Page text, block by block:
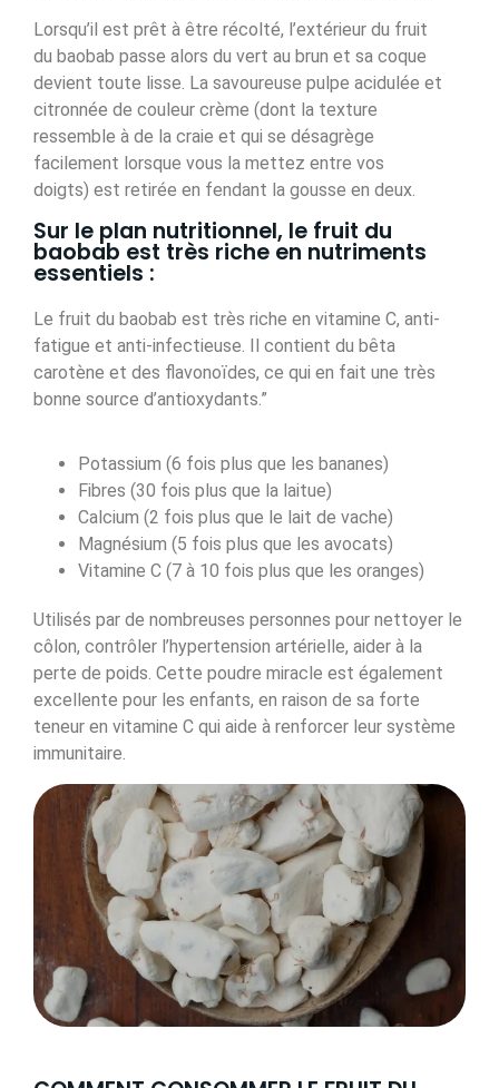
Lorsqu’il est prêt à être récolté, l’extérieur du fruit
du baobab passe alors du vert au brun et sa coque
devient toute lisse. La savoureuse pulpe acidulée et
citronnée de couleur crème (dont la texture
ressemble à de la craie et qui se désagrège
facilement lorsque vous la mettez entre vos
doigts) est retirée en fendant la gousse en deux.
Sur le plan nutritionnel, le fruit du
baobab est très riche en nutriments
essentiels :
Le fruit du baobab est très riche en vitamine C, anti-
fatigue et anti-infectieuse. Il contient du bêta
carotène et des flavonoïdes, ce qui en fait une très
bonne source d’antioxydants.”
Potassium (6 fois plus que les bananes)
Fibres (30 fois plus que la laitue)
Calcium (2 fois plus que le lait de vache)
Magnésium (5 fois plus que les avocats)
Vitamine C (7 à 10 fois plus que les oranges)
Utilisés par de nombreuses personnes pour nettoyer le
côlon, contrôler l’hypertension artérielle, aider à la
perte de poids. Cette poudre miracle est également
excellente pour les enfants, en raison de sa forte
teneur en vitamine C qui aide à renforcer leur système
immunitaire.